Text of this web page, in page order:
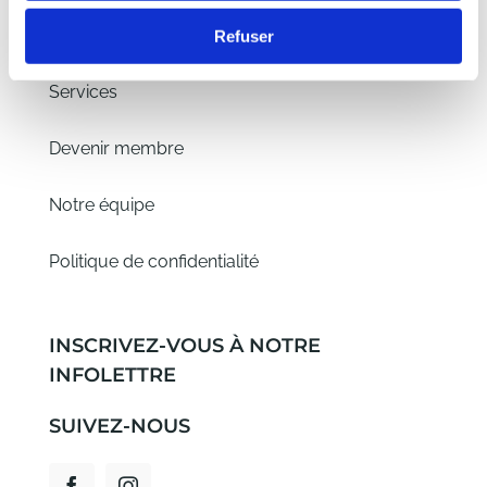
Refuser
Services
Devenir membre
Notre équipe
Politique de confidentialité
INSCRIVEZ-VOUS À NOTRE
INFOLETTRE
SUIVEZ-NOUS